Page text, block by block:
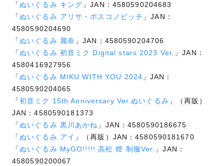
「ぬいぐるみ キング 」JAN：4580590204683
「ぬいぐるみ アリサ・ボスコノビッチ 」JAN：
4580590204690
「ぬいぐるみ 麗奈 」JAN：4580590204706
「ぬいぐるみ 初音ミク Digital stars 2023 Ver.
」JAN：
4580416927956
「ぬいぐるみ MIKU WITH YOU 2024 」JAN：
4580590204065
「初音ミク 15th Anniversary Ver.ぬいぐるみ 」（再販）
JAN：4580590181373
「ぬいぐるみ 黒川あかね 」JAN：4580590186675
「ぬいぐるみ アイ 」（再販）JAN：4580590181670
「ぬいぐるみ MyGO!!!!! 高松 燈 制服Ver.
」JAN：
4580590200067